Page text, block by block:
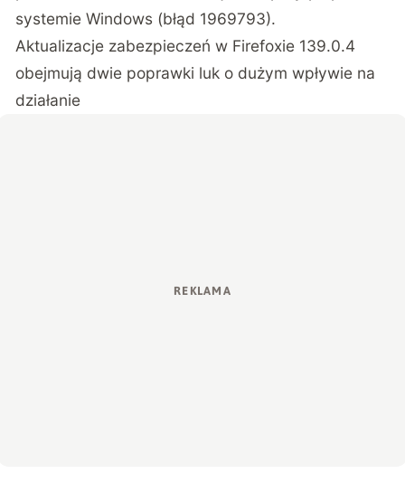
systemie Windows (błąd 1969793).
Aktualizacje zabezpieczeń w Firefoxie 139.0.4
obejmują dwie poprawki luk o dużym wpływie na
działanie